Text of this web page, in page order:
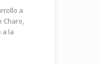
a
Charo,
a la